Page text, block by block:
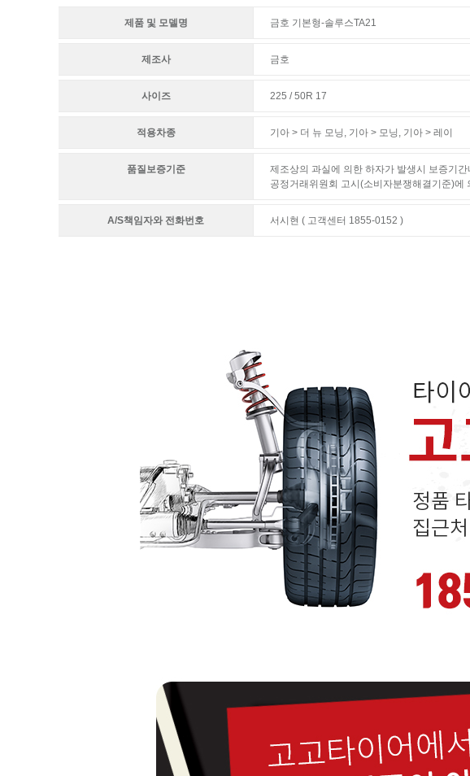
제품 및 모델명 금호 기본형-솔루스TA21
제조사 금호
사이즈 225 / 50R 17
적용차종 기아 > 더 뉴 모닝, 기아 > 모닝, 기아 > 레이
품질보증기준
제조상의 과실에 의한 하자가 발생시 보증기
공정거래위원회 고시(소비자분쟁해결기준)에
A/S책임자와 전화번호 서시현 ( 고객센터 1855-0152 )